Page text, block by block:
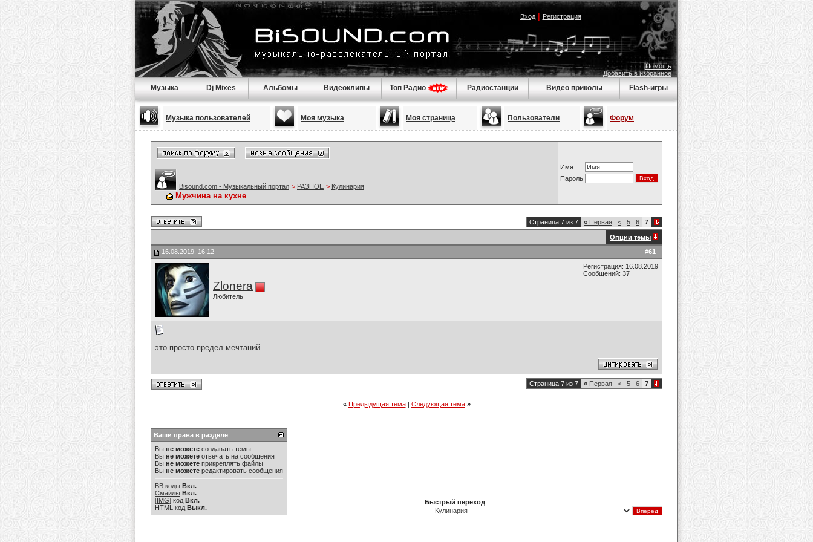
Вход| Регистрация
Помощь
Добавить в избранное
Музыка Dj Mixes Альбомы Видеоклипы Топ Радио Радиостанции Видео приколы Flash-игры
Музыка пользователей Моя музыка Моя страница Пользователи Форум
Имя
Пароль
Bisound.com - Музыкальный портал > РАЗНОЕ > Кулинария
Мужчина на кухне
Страница 7 из 7 « Первая < 5 6 7
Опции темы
#61
16.08.2019, 16:12
Zlonera
Любитель
Регистрация: 16.08.2019
Сообщений: 37
это просто предел мечтаний
Страница 7 из 7 « Первая < 5 6 7
« Предыдущая тема| Следующая тема »
Ваши права в разделе
Вы не можете создавать темы
Вы не можете отвечать на сообщения
Вы не можете прикреплять файлы
Вы не можете редактировать сообщения
BB коды Вкл.
Смайлы Вкл.
[IMG] код Вкл.
HTML код Выкл.
Быстрый переход